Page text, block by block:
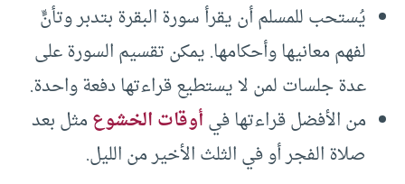
يُستحب للمسلم أن يقرأ سورة البقرة بتدبر وتأنٍّ
لفهم معانيها وأحكامها. يمكن تقسيم السورة على
عدة جلسات لمن لا يستطيع قراءتها دفعة واحدة.
من الأفضل قراءتها فيأوقات الخشوعمثل بعد
صلاة الفجر أو في الثلث الأخير من الليل.